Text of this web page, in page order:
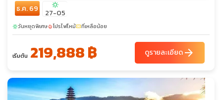
ธ.ค. 69 sunny
27-05
sunnyวันหยุดพิเศษlocal_fire_departmentโปรไฟไหม้confirmation_numberที่เหลือน้อย
เริ่มต้น 219,888 ฿ ดูรายละเอียดarrow_forward